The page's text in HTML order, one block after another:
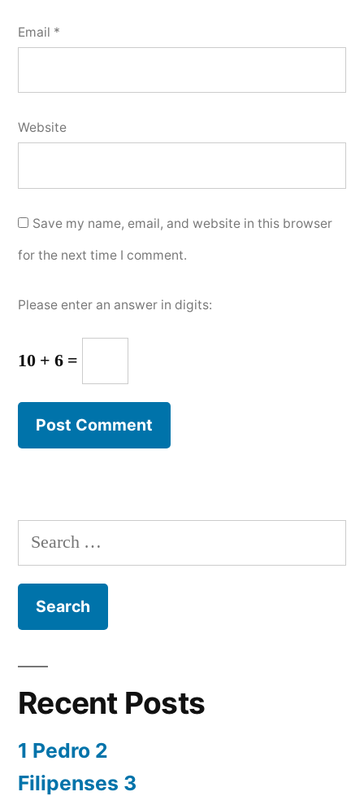
Email *
Website
Save my name, email, and website in this browser
for the next time I comment.
Please enter an answer in digits:
10 + 6 =
Search
for:
Recent Posts
1 Pedro 2
Filipenses 3